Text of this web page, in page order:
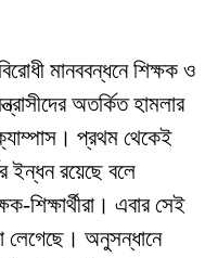
মানববন্ধনে শিক্ষক ও
অতর্কিত হামলার
প্রথম থেকেই
ইন্ধন রয়েছে বলে
শিক্ষার্থীরা। এবার সেই
লেগেছে। অনুসন্ধানে